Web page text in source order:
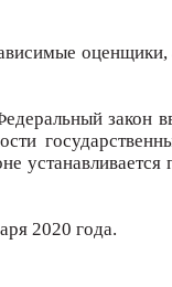
закон
2020 года.